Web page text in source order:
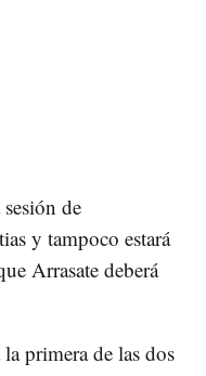
de
y tampoco estará
Arrasate deberá
primera de las dos